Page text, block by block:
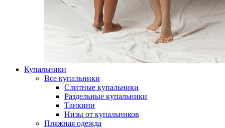
Купальники
Все купальники
Слитные купальники
Раздельные купальники
Танкини
Низы от купальников
Пляжная одежда